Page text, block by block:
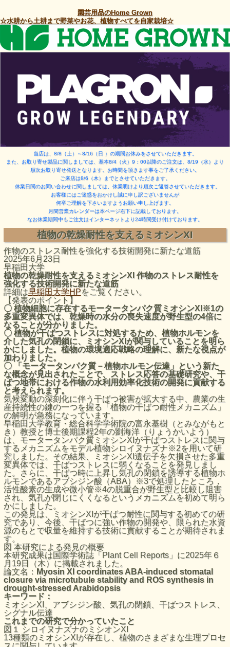
園芸用品のHome Grown
☆水耕から土耕まで野菜やお花、植物すべてを自家栽培☆
当店は、8/8（土）～8/16（日 ） の期間お休みをさせていただきます。
また、お取り寄せ製品に関しましては、基本8/4（火）9：00以降のご注文は、8/19（水）より
順次お取り寄せ発送となります。お時間を頂きます事をご了承ください。
ご来店は8/6（木）までとさせていただきます。
休業日間のお問い合わせに関しましては、休業明けより順次ご返答させていただきます。
お客様にはご迷惑をおかけし誠に申し訳ございませんが
何卒ご理解を下さいますようお願い申し上げます。
月間営業カレンダーは本ページ右下に記載しております。
なお休業期間中もご注文はインターネットより24時間受け付けております。
植物の乾燥耐性を支えるミオシンXI
作物のストレス耐性を強化する技術開発に新たな道筋
2025年6月23日
早稲田大学
植物の乾燥耐性を支えるミオシンXI 作物のストレス耐性を
強化する技術開発に新たな道筋
詳細は早稲田大学HPをご覧ください。
【発表のポイント】
〇 植物細胞に存在するモータータンパク質ミオシンXI※1の
多重変異体では、乾燥時の水分の喪失速度が野生型の4倍に
なることが分かりました。
〇 植物が干ばつストレスに対処するため、植物ホルモンを
介した気孔の閉鎖に、ミオシンXIが関与していることを明ら
かにしました。植物の環境適応戦略の理解に、新たな視点が
加わりました。
〇 「モータータンパク質－植物ホルモン伝達」という新た
な概念が見出されたことで、ストレス応答の基礎研究や、干
ばつ地帯における作物の水利用効率化技術の開発に貢献する
と考えられます。
気候変動の深刻化に伴う干ばつ被害が拡大する中、農業の生
産持続性の鍵の一つを握る「植物の干ばつ耐性メカニズム」
の解明が急務になっています。
早稲田大学教育・総合科学学術院の富永基樹（とみながもと
き）教授と博士後期課程2年の劉海洋（りょうかいよう）
は、モータータンパク質ミオシンXIが干ばつストレスに関与
するメカニズムをモデル植物シロイヌナズナ※2を用いて研
究しました。その結果、ミオシンXI遺伝子を欠損させた多重
変異体では、干ばつストレスに弱くなることを発見しまし
た。さらに、干ばつ時に上昇し気孔の閉鎖を誘導する植物ホ
ルモンであるアブシジン酸（ABA）※3で処理したところ，
活性酸素の生成や微小管※4の脱重合が野生型と比較し阻害
され、気孔が閉じにくくなるというメカニズムを初めて明ら
かにしました。
この発見は、ミオシンXIが干ばつ耐性に関与する初めての研
究であり、今後、干ばつに強い作物の開発や、限られた水資
源のもとで収量を維持する技術に貢献することが期待されま
す。
図 本研究による発見の概要
本研究成果は国際学術誌「Plant Cell Reports」に2025年６
月19日（木）に掲載されました。
論文名： Myosin XI coordinates ABA-induced stomatal
closure via microtubule stability and ROS synthesis in
drought-stressed Arabidopsis
キーワード：
ミオシンXI、アブシジン酸、気孔の閉鎖、干ばつストレス、
シグナル伝達
これまでの研究で分かっていたこと
図１ シロイヌナズナのミシオンXI
13種類のミオシンXIが存在し、植物のさまざまな生理プロセ